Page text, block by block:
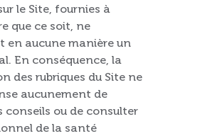
le Site, fournies à
que ce soit, ne
en aucune manière un
En conséquence, la
des rubriques du Site ne
aucunement de
conseils ou de consulter
de la santé